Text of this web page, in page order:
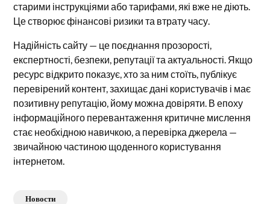
старими інструкціями або тарифами, які вже не діють.
Це створює фінансові ризики та втрату часу.
Надійність сайту — це поєднання прозорості,
експертності, безпеки, репутації та актуальності. Якщо
ресурс відкрито показує, хто за ним стоїть, публікує
перевірений контент, захищає дані користувачів і має
позитивну репутацію, йому можна довіряти. В епоху
інформаційного перевантаження критичне мислення
стає необхідною навичкою, а перевірка джерела —
звичайною частиною щоденного користування
інтернетом.
Новости